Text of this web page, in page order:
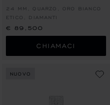
24 MM, QUARZO, ORO BIANCO
ETICO, DIAMANTI
€ 89,500
CHIAMACI
NUOVO